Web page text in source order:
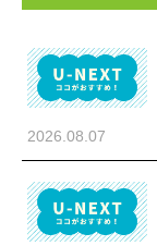
2026.08.07